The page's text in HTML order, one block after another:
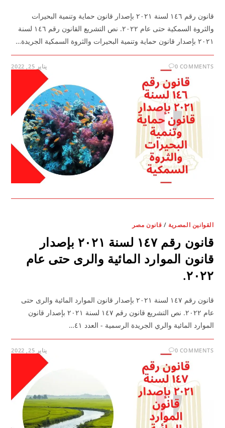
قانون رقم ١٤٦ لسنة ٢٠٢١ بإصدار قانون حماية وتنمية البحيرات
والثروة السمكية حتى عام ٢٠٢٢. نص التشريع القانون رقم ١٤٦ لسنة
٢٠٢١ بإصدار قانون حماية وتنمية البحيرات والثروة السمكية الجريدة…
0 COMMENTS يناير 25, 2022
القوانين المصرية / قانون مصر
قانون رقم ١٤٧ لسنة ٢٠٢١ بإصدار
قانون الموارد المائية والرى حتى عام
٢٠٢٢.
قانون رقم ١٤٧ لسنة ٢٠٢١ بإصدار قانون الموارد المائية والرى حتى
عام ٢٠٢٢. نص التشريع قانون رقم ١٤٧ لسنة ٢٠٢١ بإصدار قانون
الموارد المائية والري الجريدة الرسمية - العدد ٤١…
0 COMMENTS يناير 25, 2022